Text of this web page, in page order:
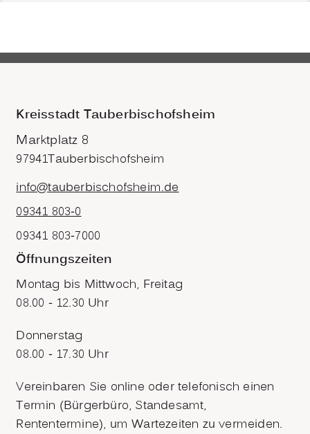
Kreisstadt Tauberbischofsheim
Marktplatz 8
97941Tauberbischofsheim
info@tauberbischofsheim.de
09341 803-0
09341 803-7000
Öffnungszeiten
Montag bis Mittwoch, Freitag
08.00 - 12.30 Uhr
Donnerstag
08.00 - 17.30 Uhr
Vereinbaren Sie online oder telefonisch einen
Termin (Bürgerbüro, Standesamt,
Rententermine), um Wartezeiten zu vermeiden.